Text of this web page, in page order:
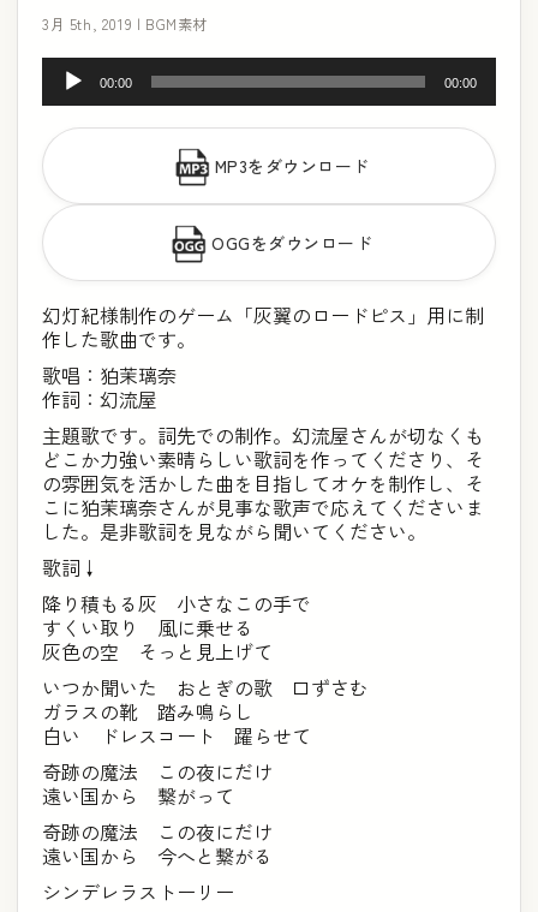
3月 5th, 2019 | BGM素材
声
プ
レ
ー
ヤ
00:00 00:00
MP3をダウンロード
OGGをダウンロード
幻灯紀様制作のゲーム「灰翼のロードピス」用に制
作した歌曲です。
歌唱： 狛茉璃奈
作詞： 幻流屋
主題歌です。詞先での制作。幻流屋さんが切なくも
どこか力強い素晴らしい歌詞を作ってくださり、そ
の雰囲気を活かした曲を目指してオケを制作し、そ
こに狛茉璃奈さんが見事な歌声で応えてくださいま
した。是非歌詞を見ながら聞いてください。
歌詞↓
降り積もる灰 小さなこの手で
すくい取り 風に乗せる
灰色の空 そっと見上げて
いつか聞いた おとぎの歌 口ずさむ
ガラスの靴 踏み鳴らし
白い ドレスコート 躍らせて
奇跡の魔法 この夜にだけ
遠い国から 繋がって
奇跡の魔法 この夜にだけ
遠い国から 今へと繋がる
シンデレラストーリー